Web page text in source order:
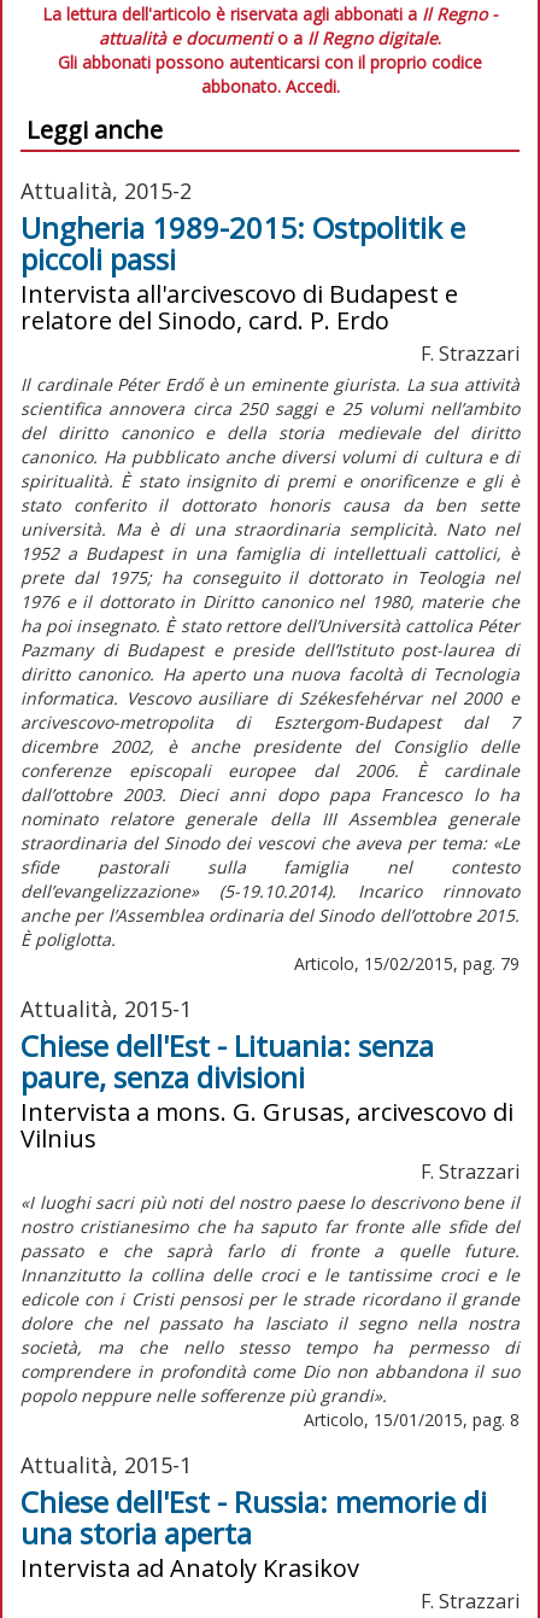
La lettura dell'articolo è riservata agli abbonati a Il Regno -
attualità e documentio a Il Regno digitale.
Gli abbonati possono autenticarsi con il proprio codice
abbonato. Accedi.
Leggi anche
Attualità, 2015-2
Ungheria 1989-2015: Ostpolitik e
piccoli passi
Intervista all'arcivescovo di Budapest e
relatore del Sinodo, card. P. Erdo
F. Strazzari
Il cardinale Péter Erdő è un eminente giurista. La sua attività
scientifica annovera circa 250 saggi e 25 volumi nell’ambito
del diritto canonico e della storia medievale del diritto
canonico. Ha pubblicato anche diversi volumi di cultura e di
spiritualità. È stato insignito di premi e onorificenze e gli è
stato conferito il dottorato honoris causa da ben sette
università. Ma è di una straordinaria semplicità. Nato nel
1952 a Budapest in una famiglia di intellettuali cattolici, è
prete dal 1975; ha conseguito il dottorato in Teologia nel
1976 e il dottorato in Diritto canonico nel 1980, materie che
ha poi insegnato. È stato rettore dell’Università cattolica Péter
Pazmany di Budapest e preside dell’Istituto post-laurea di
diritto canonico. Ha aperto una nuova facoltà di Tecnologia
informatica. Vescovo ausiliare di Székesfehérvar nel 2000 e
arcivescovo-metropolita di Esztergom-Budapest dal 7
dicembre 2002, è anche presidente del Consiglio delle
conferenze episcopali europee dal 2006. È cardinale
dall’ottobre 2003. Dieci anni dopo papa Francesco lo ha
nominato relatore generale della III Assemblea generale
straordinaria del Sinodo dei vescovi che aveva per tema: «Le
sfide pastorali sulla famiglia nel contesto
dell’evangelizzazione» (5-19.10.2014). Incarico rinnovato
anche per l’Assemblea ordinaria del Sinodo dell’ottobre 2015.
È poliglotta.
Articolo, 15/02/2015, pag. 79
Attualità, 2015-1
Chiese dell'Est - Lituania: senza
paure, senza divisioni
Intervista a mons. G. Grusas, arcivescovo di
Vilnius
F. Strazzari
«I luoghi sacri più noti del nostro paese lo descrivono bene il
nostro cristianesimo che ha saputo far fronte alle sfide del
passato e che saprà farlo di fronte a quelle future.
Innanzitutto la collina delle croci e le tantissime croci e le
edicole con i Cristi pensosi per le strade ricordano il grande
dolore che nel passato ha lasciato il segno nella nostra
società, ma che nello stesso tempo ha permesso di
comprendere in profondità come Dio non abbandona il suo
popolo neppure nelle sofferenze più grandi».
Articolo, 15/01/2015, pag. 8
Attualità, 2015-1
Chiese dell'Est - Russia: memorie di
una storia aperta
Intervista ad Anatoly Krasikov
F. Strazzari